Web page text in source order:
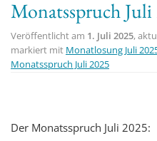
Monatsspruch Juli
Veröffentlicht am 1. Juli 2025,
markiert mit Monatlosung Juli
Monatsspruch Juli 2025
Der Monatsspruch Juli 2025: